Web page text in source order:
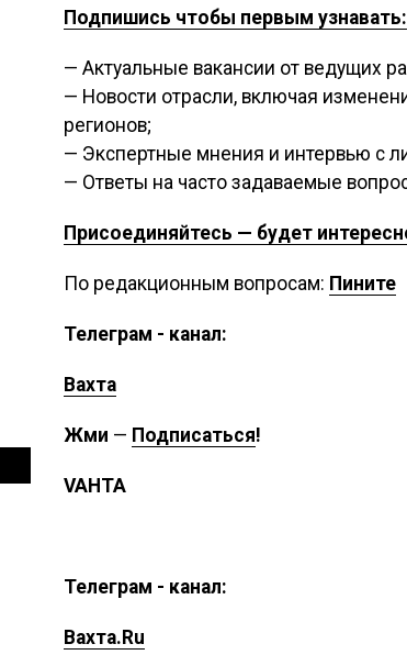
Подпишись чтобы первым узнавать:
— Актуальные вакансии от ведущих
— Новости отрасли, включая
регионов;
— Экспертные мнения и интервью с
— Ответы на часто задаваемые
Присоединяйтесь — будет
По редакционным вопросам: Пините
Телеграм - канал:
Вахта
Жми — Подписаться!
VAHTA
Телеграм - канал:
Вахта.Ru